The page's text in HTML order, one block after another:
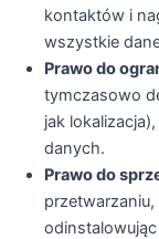
kontaktów i
wszystkie
Prawo do
tymczasowo
jak
danych.
Prawo do
odinstalowując